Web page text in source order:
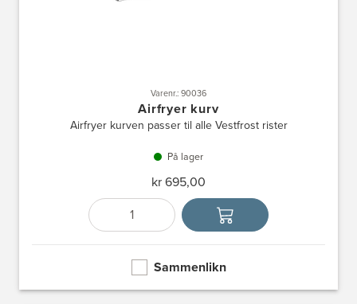
Varenr.: 90036
Airfryer kurv
Airfryer kurven passer til alle Vestfrost rister
På lager
kr 695,00
Antall
Velg enhet
Sammenlikn